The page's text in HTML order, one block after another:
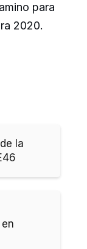
para
2020.
la